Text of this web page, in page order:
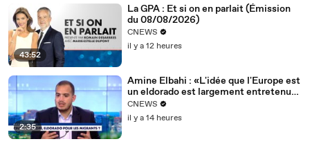
43:52
La GPA : Et si on en parlait (Émission
du 08/08/2026)
CNEWS
il y a 12 heures
2:35
Amine Elbahi : «L'idée que l'Europe est
un eldorado est largement entretenue
en France»
CNEWS
il y a 14 heures